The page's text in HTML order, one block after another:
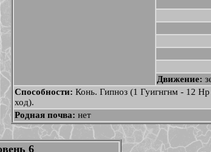
Движение:
Способности: Конь. Гипноз (1 Гуигнгнм - 12 Нр
ход).
Родная почва: нет
6